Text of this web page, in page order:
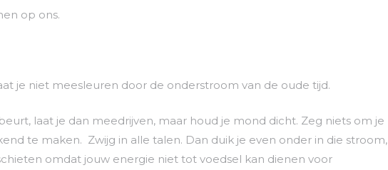
op ons.
je niet meesleuren door de onderstroom van de oude tijd.
laat je dan meedrijven, maar houd je mond dicht. Zeg niets om je
te maken. Zwijg in alle talen. Dan duik je even onder in die stroom,
omdat jouw energie niet tot voedsel kan dienen voor